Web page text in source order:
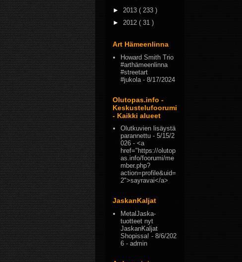
► 2013 ( 233 )
► 2012 ( 31 )
Art Hämeenlinna
Howard Smith Trio
#arthämeenlinna
#streetart
#jukola - 8/17/2024
Olutopas.info -
Keskustelufoorumi
- Kaikki alueet
Olutkuvien lisäystä
parannettu - 5/15/2
026 - <a
href="https://olutop
as.info/foorumi/me
mber.php?
action=profile&uid=
2">sayravai</a>
JaskanKaljat
MetalJaska-
tuotteet nyt
JaskanKaljat
Shopissa! - 8/6/202
6 - admin